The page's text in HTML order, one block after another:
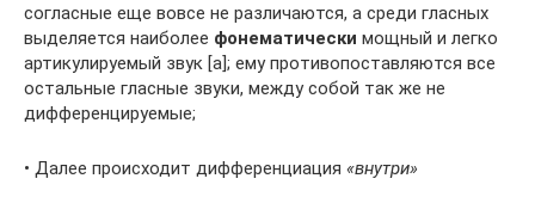
согласные еще вовсе не различаются, а среди гласных
выделяется наиболее фонематически мощный и легко
артикулируемый звук [а]; ему противопоставляются все
остальные гласные звуки, между собой так же не
дифференцируемые;
• Далее происходит дифференциация «внутри»